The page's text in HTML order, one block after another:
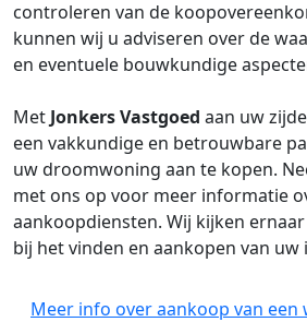
controleren van de
kunnen wij u adviseren over de
en eventuele bouwkundige
Met Jonkers Vastgoed aan uw
een vakkundige en betrouwbare
uw droomwoning aan te kopen.
met ons op voor meer informatie
aankoopdiensten. Wij kijken
bij het vinden en aankopen van uw
Meer info over aankoop van een